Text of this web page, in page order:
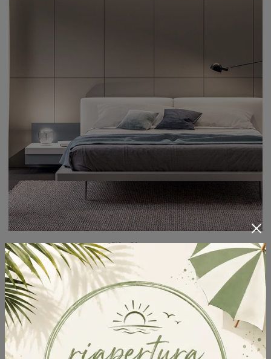
Giulietta
Il letto Giulietta in ecopelle, tra i modelli imbottiti matrimoniali design di Tagliabue Mobili, è pensato per assicurarti il sonno più profondo.